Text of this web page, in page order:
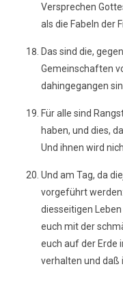
Versprechen
als die Fabeln der
Das sind die,
Gemeinschaften
dahingegangen
Für alle sind
haben, und dies,
Und ihnen wird
Und am Tag, da
vorgeführt
diesseitigen
euch mit der
euch auf der Erde
verhalten und daß